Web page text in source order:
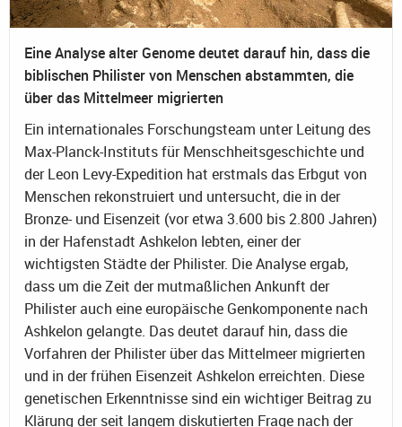
Eine Analyse alter Genome deutet darauf hin, dass die
biblischen Philister von Menschen abstammten, die
über das Mittelmeer migrierten
Ein internationales Forschungsteam unter Leitung des
Max-Planck-Instituts für Menschheitsgeschichte und
der Leon Levy-Expedition hat erstmals das Erbgut von
Menschen rekonstruiert und untersucht, die in der
Bronze- und Eisenzeit (vor etwa 3.600 bis 2.800 Jahren)
in der Hafenstadt Ashkelon lebten, einer der
wichtigsten Städte der Philister. Die Analyse ergab,
dass um die Zeit der mutmaßlichen Ankunft der
Philister auch eine europäische Genkomponente nach
Ashkelon gelangte. Das deutet darauf hin, dass die
Vorfahren der Philister über das Mittelmeer migrierten
und in der frühen Eisenzeit Ashkelon erreichten. Diese
genetischen Erkenntnisse sind ein wichtiger Beitrag zu
Klärung der seit langem diskutierten Frage nach der